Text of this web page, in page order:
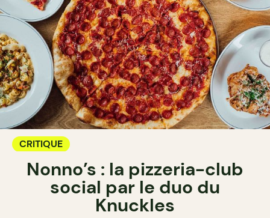
CRITIQUE
Nonno’s : la pizzeria-club
social par le duo du
Knuckles